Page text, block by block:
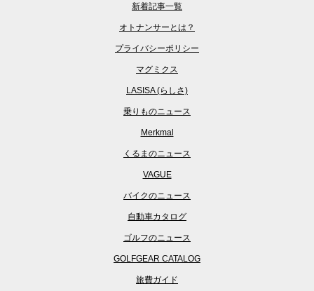
新着記事一覧
オトナンサーとは？
プライバシーポリシー
マグミクス
LASISA (らしさ)
乗りものニュース
Merkmal
くるまのニュース
VAGUE
バイクのニュース
自動車カタログ
ゴルフのニュース
GOLFGEAR CATALOG
旅費ガイド